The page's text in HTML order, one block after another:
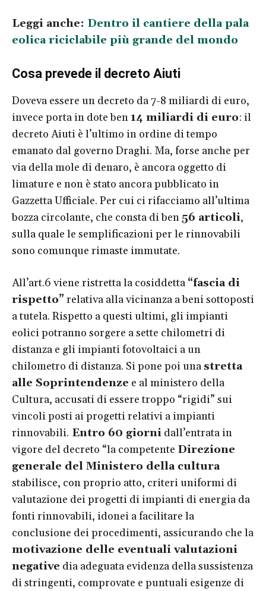
Leggi anche: Dentro il cantiere della pala
eolica riciclabile più grande del mondo
Cosa prevede il decreto Aiuti
Doveva essere un decreto da 7-8 miliardi di euro,
invece porta in dote ben 14 miliardi di euro: il
decreto Aiuti è l’ultimo in ordine di tempo
emanato dal governo Draghi. Ma, forse anche per
via della mole di denaro, è ancora oggetto di
limature e non è stato ancora pubblicato in
Gazzetta Ufficiale. Per cui ci rifacciamo all’ultima
bozza circolante, che consta di ben56 articoli,
sulla quale le semplificazioni per le rinnovabili
sono comunque rimaste immutate.
All’art.6 viene ristretta la cosiddetta “fascia di
rispetto” relativa alla vicinanza a beni sottoposti
a tutela. Rispetto a questi ultimi, gli impianti
eolici potranno sorgere a sette chilometri di
distanza e gli impianti fotovoltaici a un
chilometro di distanza. Si pone poi una stretta
alle Soprintendenze e al ministero della
Cultura, accusati di essere troppo “rigidi” sui
vincoli posti ai progetti relativi a impianti
rinnovabili. Entro 60 giorni dall’entrata in
vigore del decreto “la competente Direzione
generale del Ministero della cultura
stabilisce, con proprio atto, criteri uniformi di
valutazione dei progetti di impianti di energia da
fonti rinnovabili, idonei a facilitare la
conclusione dei procedimenti, assicurando che la
motivazione delle eventuali valutazioni
negative dia adeguata evidenza della sussistenza
di stringenti, comprovate e puntuali esigenze di